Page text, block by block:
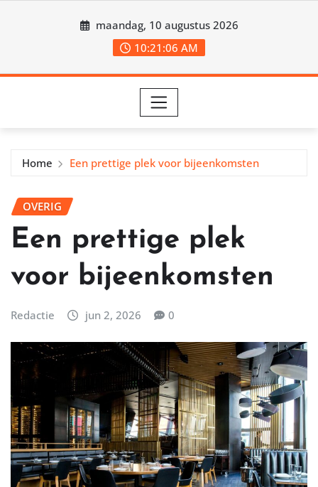
maandag, 10 augustus 2026
10:21:09 AM
Home Een prettige plek voor bijeenkomsten
OVERIG
Een prettige plek
voor bijeenkomsten
Redactie jun 2, 2026 0